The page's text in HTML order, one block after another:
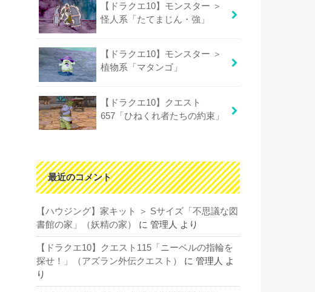
【ドラクエ10】モンスター ＞
怪人系「たてまじん・強」
【ドラクエ10】モンスター ＞
植物系「マタンゴ」
【ドラクエ10】クエスト
657「ひねくれ者たちの約束」
最近のコメント
【ハウジング】家キット ＞ Sサイズ「不思議な図
書館の家」（妖精の家）
に 管理人 より
【ドラクエ10】クエスト115「ニーベルの指輪を
探せ！」（アズラン外伝クエスト）
に 管理人 よ
り